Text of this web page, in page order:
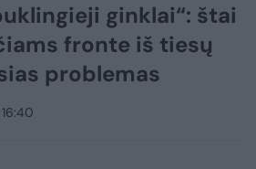
ginklai“: štai
fronte iš tiesų
problemas